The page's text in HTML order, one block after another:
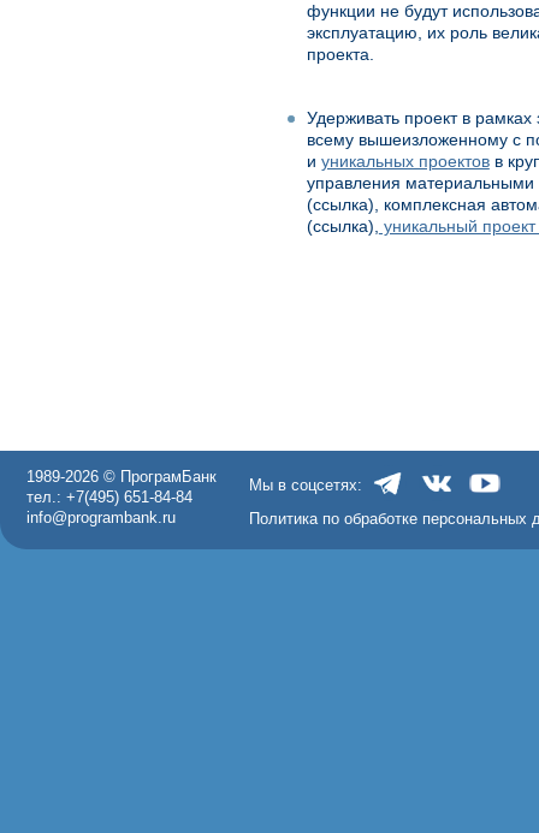
функции не будут
эксплуатацию, их роль
проекта.
Удерживать проект в
всему вышеизложенному с
и уникальных проектовв
управления материальными
(ссылка), комплексная
(ссылка), уникальный
1989-2026 © ПрограмБанк
тел.: +7(495) 651-84-84
info@programbank.ru
Мы в соцсетях:
Политика по обработке персональных